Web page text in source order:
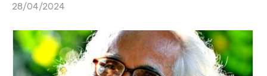
28/04/2024